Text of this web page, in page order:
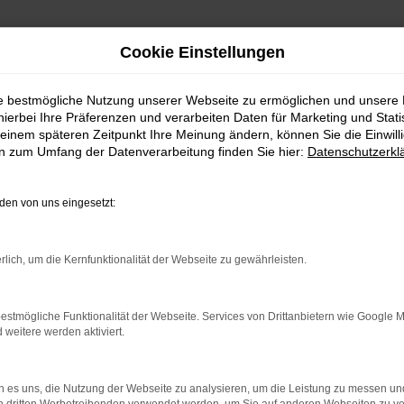
kaufen
– mit vollem
Fabia Gebrauchtwagen verkaufen. Zugegeben: diesen Satz
einmal unsere Spezialisierung. Unser Unternehmen ist seit
wir ein Familienbetrieb in der vierten Generation und legen
seinen Firmensitz hat.
Cookie Einstellungen
bestmögliche Nutzung unserer Webseite zu ermöglichen und unsere
Ihre Präferenzen und verarbeiten Daten für Marketing und
späteren Zeitpunkt Ihre Meinung ändern, können Sie die
zum Umfang der Datenverarbeitung finden Sie hier:
von uns eingesetzt:
um die Kernfunktionalität der Webseite zu gewährleisten.
Funktionalität der Webseite. Services von Drittanbietern wie Google
weitere werden aktiviert.
es uns, die Nutzung der Webseite zu analysieren, um die Leistung zu messen